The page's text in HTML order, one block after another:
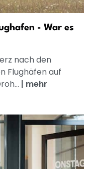
- War es
nach den
Flughäfen auf
| mehr